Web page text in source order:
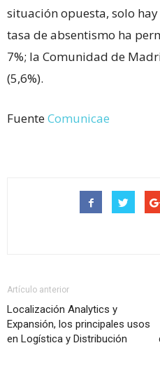
situación opuesta, solo
tasa de absentismo ha
7%; la Comunidad de
(5,6%).
FuenteComunicae
Artículo anterior
Localización Analytics y
Expansión, los principales usos
en Logística y Distribución